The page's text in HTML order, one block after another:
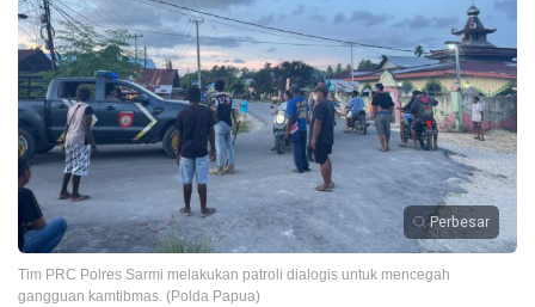
Perbesar
Tim PRC Polres Sarmi melakukan patroli dialogis untuk mencegah
gangguan kamtibmas. (Polda Papua)